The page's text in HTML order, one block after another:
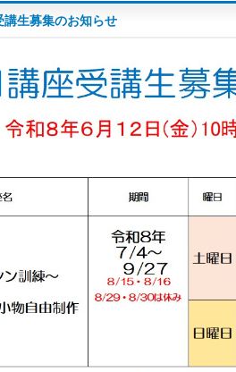
生募集のお知らせ